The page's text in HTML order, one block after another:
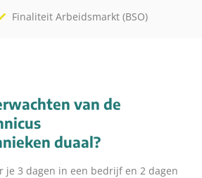
Finaliteit Arbeidsmarkt (BSO)
van de
duaal?
je 3 dagen in een bedrijf en 2 dagen